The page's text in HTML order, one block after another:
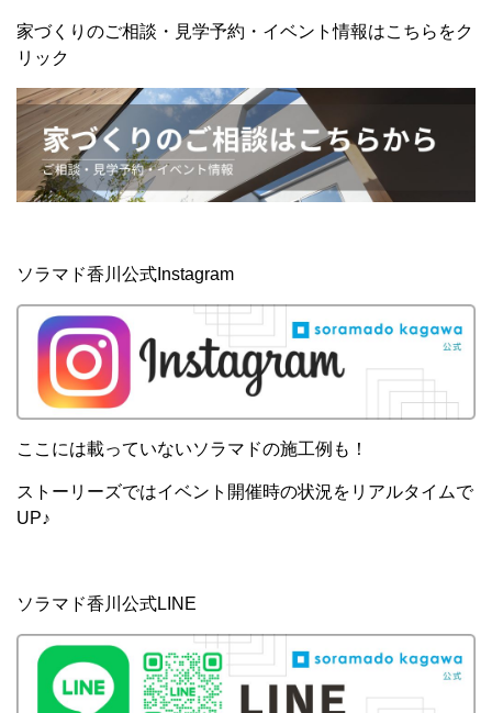
家づくりのご相談・見学予約・イベント情報はこちらをク
リック
ソラマド香川公式Instagram
ここには載っていないソラマドの施工例も！
ストーリーズではイベント開催時の状況をリアルタイムで
UP♪
ソラマド香川公式LINE